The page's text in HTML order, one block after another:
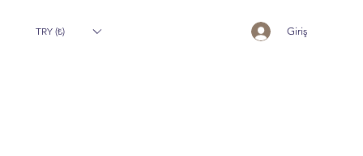
TRY (₺) Giriş